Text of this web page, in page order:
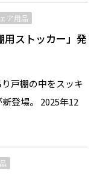
ア用品
用ストッカー」発
戸棚の中をスッキ
登場。 2025年12